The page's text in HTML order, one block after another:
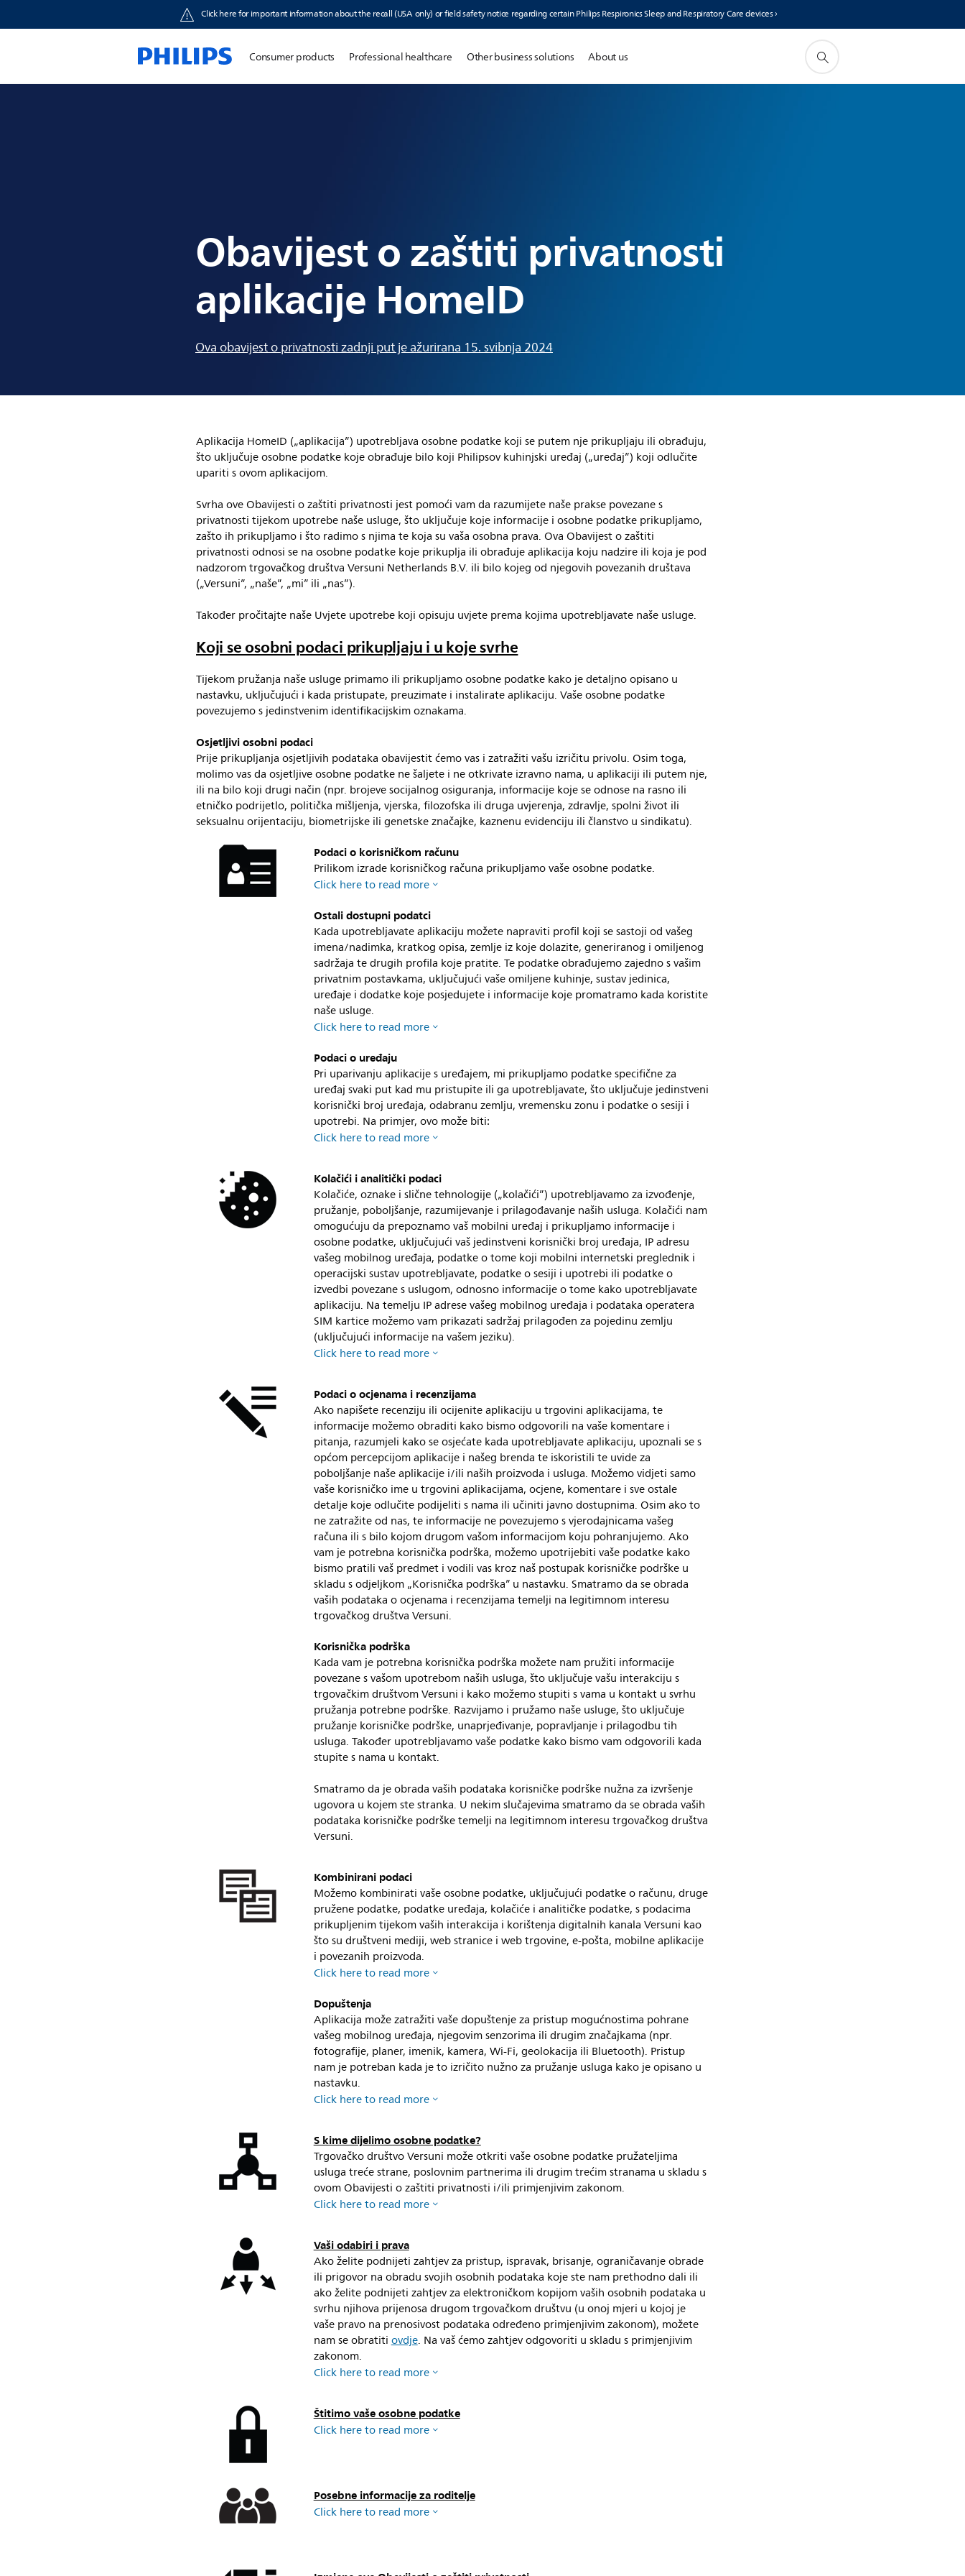
Click here for important information about the recall (USA only) or field safety notice regarding certain Philips Respironics Sleep and Respiratory Care devices ›
Consumer products Professional healthcare Other business solutions About us
Obavijest o zaštiti privatnosti
aplikacije HomeID
Ova obavijest o privatnosti zadnji put je ažurirana 15. svibnja 2024
Aplikacija HomeID („aplikacija”) upotrebljava osobne podatke koji se putem nje prikupljaju ili obrađuju,
što uključuje osobne podatke koje obrađuje bilo koji Philipsov kuhinjski uređaj („uređaj”) koji odlučite
upariti s ovom aplikacijom.
Svrha ove Obavijesti o zaštiti privatnosti jest pomoći vam da razumijete naše prakse povezane s
privatnosti tijekom upotrebe naše usluge, što uključuje koje informacije i osobne podatke prikupljamo,
zašto ih prikupljamo i što radimo s njima te koja su vaša osobna prava. Ova Obavijest o zaštiti
privatnosti odnosi se na osobne podatke koje prikuplja ili obrađuje aplikacija koju nadzire ili koja je pod
nadzorom trgovačkog društva Versuni Netherlands B.V. ili bilo kojeg od njegovih povezanih društava
(„Versuni”, „naše”, „mi” ili „nas”).
Također pročitajte naše Uvjete upotrebe koji opisuju uvjete prema kojima upotrebljavate naše usluge.
Koji se osobni podaci prikupljaju i u koje svrhe
Tijekom pružanja naše usluge primamo ili prikupljamo osobne podatke kako je detaljno opisano u
nastavku, uključujući i kada pristupate, preuzimate i instalirate aplikaciju. Vaše osobne podatke
povezujemo s jedinstvenim identifikacijskim oznakama.
Osjetljivi osobni podaci
Prije prikupljanja osjetljivih podataka obavijestit ćemo vas i zatražiti vašu izričitu privolu. Osim toga,
molimo vas da osjetljive osobne podatke ne šaljete i ne otkrivate izravno nama, u aplikaciji ili putem nje,
ili na bilo koji drugi način (npr. brojeve socijalnog osiguranja, informacije koje se odnose na rasno ili
etničko podrijetlo, politička mišljenja, vjerska, filozofska ili druga uvjerenja, zdravlje, spolni život ili
seksualnu orijentaciju, biometrijske ili genetske značajke, kaznenu evidenciju ili članstvo u sindikatu).
Podaci o korisničkom računu
Prilikom izrade korisničkog računa prikupljamo vaše osobne podatke.
Click here to read more
Ostali dostupni podatci
Kada upotrebljavate aplikaciju možete napraviti profil koji se sastoji od vašeg
imena/nadimka, kratkog opisa, zemlje iz koje dolazite, generiranog i omiljenog
sadržaja te drugih profila koje pratite. Te podatke obrađujemo zajedno s vašim
privatnim postavkama, uključujući vaše omiljene kuhinje, sustav jedinica,
uređaje i dodatke koje posjedujete i informacije koje promatramo kada koristite
naše usluge.
Click here to read more
Podaci o uređaju
Pri uparivanju aplikacije s uređajem, mi prikupljamo podatke specifične za
uređaj svaki put kad mu pristupite ili ga upotrebljavate, što uključuje jedinstveni
korisnički broj uređaja, odabranu zemlju, vremensku zonu i podatke o sesiji i
upotrebi. Na primjer, ovo može biti:
Click here to read more
Kolačići i analitički podaci
Kolačiće, oznake i slične tehnologije („kolačići”) upotrebljavamo za izvođenje,
pružanje, poboljšanje, razumijevanje i prilagođavanje naših usluga. Kolačići nam
omogućuju da prepoznamo vaš mobilni uređaj i prikupljamo informacije i
osobne podatke, uključujući vaš jedinstveni korisnički broj uređaja, IP adresu
vašeg mobilnog uređaja, podatke o tome koji mobilni internetski preglednik i
operacijski sustav upotrebljavate, podatke o sesiji i upotrebi ili podatke o
izvedbi povezane s uslugom, odnosno informacije o tome kako upotrebljavate
aplikaciju. Na temelju IP adrese vašeg mobilnog uređaja i podataka operatera
SIM kartice možemo vam prikazati sadržaj prilagođen za pojedinu zemlju
(uključujući informacije na vašem jeziku).
Click here to read more
Podaci o ocjenama i recenzijama
Ako napišete recenziju ili ocijenite aplikaciju u trgovini aplikacijama, te
informacije možemo obraditi kako bismo odgovorili na vaše komentare i
pitanja, razumjeli kako se osjećate kada upotrebljavate aplikaciju, upoznali se s
općom percepcijom aplikacije i našeg brenda te iskoristili te uvide za
poboljšanje naše aplikacije i/ili naših proizvoda i usluga. Možemo vidjeti samo
vaše korisničko ime u trgovini aplikacijama, ocjene, komentare i sve ostale
detalje koje odlučite podijeliti s nama ili učiniti javno dostupnima. Osim ako to
ne zatražite od nas, te informacije ne povezujemo s vjerodajnicama vašeg
računa ili s bilo kojom drugom vašom informacijom koju pohranjujemo. Ako
vam je potrebna korisnička podrška, možemo upotrijebiti vaše podatke kako
bismo pratili vaš predmet i vodili vas kroz naš postupak korisničke podrške u
skladu s odjeljkom „Korisnička podrška” u nastavku. Smatramo da se obrada
vaših podataka o ocjenama i recenzijama temelji na legitimnom interesu
trgovačkog društva Versuni.
Korisnička podrška
Kada vam je potrebna korisnička podrška možete nam pružiti informacije
povezane s vašom upotrebom naših usluga, što uključuje vašu interakciju s
trgovačkim društvom Versuni i kako možemo stupiti s vama u kontakt u svrhu
pružanja potrebne podrške. Razvijamo i pružamo naše usluge, što uključuje
pružanje korisničke podrške, unaprjeđivanje, popravljanje i prilagodbu tih
usluga. Također upotrebljavamo vaše podatke kako bismo vam odgovorili kada
stupite s nama u kontakt.
Smatramo da je obrada vaših podataka korisničke podrške nužna za izvršenje
ugovora u kojem ste stranka. U nekim slučajevima smatramo da se obrada vaših
podataka korisničke podrške temelji na legitimnom interesu trgovačkog društva
Versuni.
Kombinirani podaci
Možemo kombinirati vaše osobne podatke, uključujući podatke o računu, druge
pružene podatke, podatke uređaja, kolačiće i analitičke podatke, s podacima
prikupljenim tijekom vaših interakcija i korištenja digitalnih kanala Versuni kao
što su društveni mediji, web stranice i web trgovine, e-pošta, mobilne aplikacije
i povezanih proizvoda.
Click here to read more
Dopuštenja
Aplikacija može zatražiti vaše dopuštenje za pristup mogućnostima pohrane
vašeg mobilnog uređaja, njegovim senzorima ili drugim značajkama (npr.
fotografije, planer, imenik, kamera, Wi-Fi, geolokacija ili Bluetooth). Pristup
nam je potreban kada je to izričito nužno za pružanje usluga kako je opisano u
nastavku.
Click here to read more
S kime dijelimo osobne podatke?
Trgovačko društvo Versuni može otkriti vaše osobne podatke pružateljima
usluga treće strane, poslovnim partnerima ili drugim trećim stranama u skladu s
ovom Obavijesti o zaštiti privatnosti i/ili primjenjivim zakonom.
Click here to read more
Vaši odabiri i prava
Ako želite podnijeti zahtjev za pristup, ispravak, brisanje, ograničavanje obrade
ili prigovor na obradu svojih osobnih podataka koje ste nam prethodno dali ili
ako želite podnijeti zahtjev za elektroničkom kopijom vaših osobnih podataka u
svrhu njihova prijenosa drugom trgovačkom društvu (u onoj mjeri u kojoj je
vaše pravo na prenosivost podataka određeno primjenjivim zakonom), možete
nam se obratitiovdje. Na vaš ćemo zahtjev odgovoriti u skladu s primjenjivim
zakonom.
Click here to read more
Štitimo vaše osobne podatke
Click here to read more
Posebne informacije za roditelje
Click here to read more